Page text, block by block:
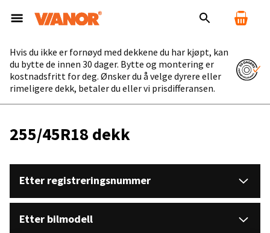
Hvis du ikke er fornøyd med dekkene du har kjøpt, kan
du bytte de innen 30 dager. Bytte og montering er
kostnadsfritt for deg. Ønsker du å velge dyrere eller
rimeligere dekk, betaler du eller vi prisdifferansen.
255/45R18 dekk
Etter registreringsnummer
Etter bilmodell